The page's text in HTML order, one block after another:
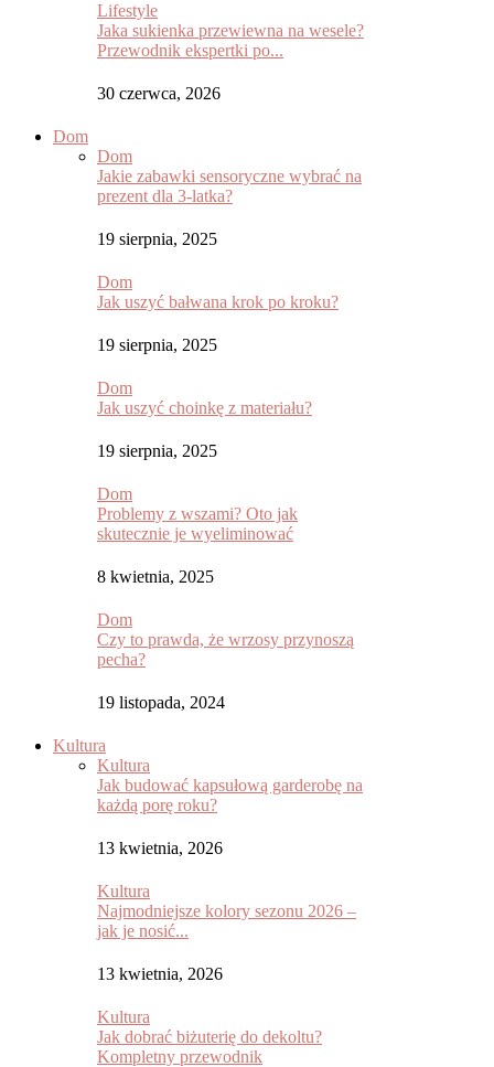
Lifestyle
Jaka sukienka przewiewna na wesele?
Przewodnik ekspertki po...
30 czerwca, 2026
Dom
Dom
Jakie zabawki sensoryczne wybrać na
prezent dla 3-latka?
19 sierpnia, 2025
Dom
Jak uszyć bałwana krok po kroku?
19 sierpnia, 2025
Dom
Jak uszyć choinkę z materiału?
19 sierpnia, 2025
Dom
Problemy z wszami? Oto jak
skutecznie je wyeliminować
8 kwietnia, 2025
Dom
Czy to prawda, że wrzosy przynoszą
pecha?
19 listopada, 2024
Kultura
Kultura
Jak budować kapsułową garderobę na
każdą porę roku?
13 kwietnia, 2026
Kultura
Najmodniejsze kolory sezonu 2026 –
jak je nosić...
13 kwietnia, 2026
Kultura
Jak dobrać biżuterię do dekoltu?
Kompletny przewodnik